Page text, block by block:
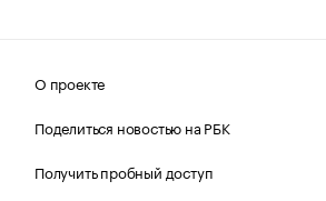
О проекте
Поделиться новостью на РБК
Получить пробный доступ